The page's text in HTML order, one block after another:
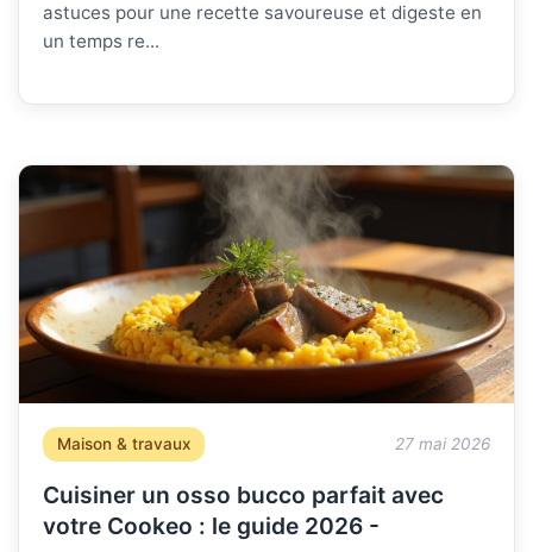
astuces pour une recette savoureuse et digeste en
un temps re...
Maison & travaux 27 mai 2026
Cuisiner un osso bucco parfait avec
votre Cookeo : le guide 2026 -